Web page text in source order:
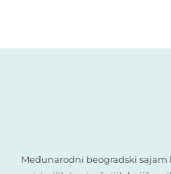
Međunarodni beogradski